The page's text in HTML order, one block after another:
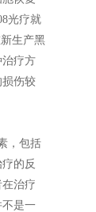
光疗就
生产黑
疗方
伤较
，包括
的反
治疗
不是一